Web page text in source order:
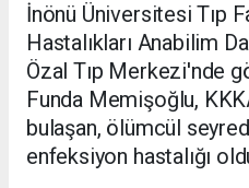
İnönü Üniversitesi Tıp
Hastalıkları Anabilim
Özal Tıp Merkezi'nde
Funda Memişoğlu,
bulaşan, ölümcül
enfeksiyon hastalığı